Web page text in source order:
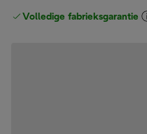
Volledige fabrieksgarantie